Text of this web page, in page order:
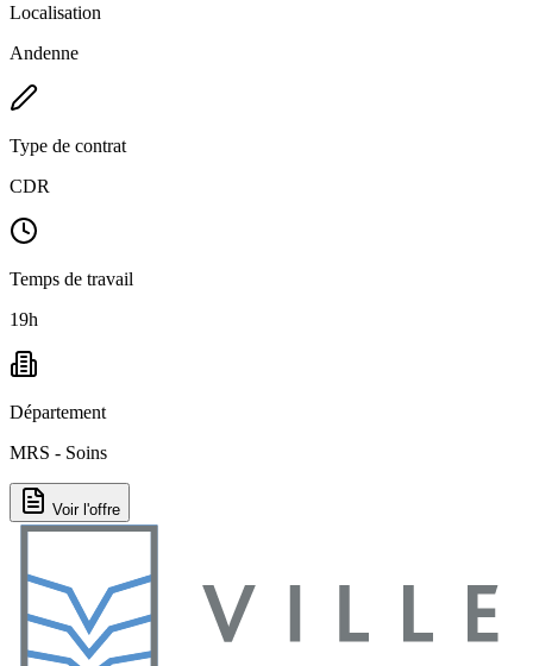
Localisation
Andenne
Type de contrat
CDR
Temps de travail
19h
Département
MRS - Soins
Voir l'offre